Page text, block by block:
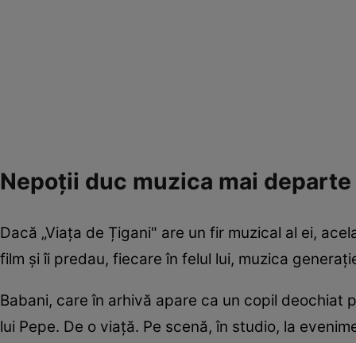
Nepoții duc muzica mai departe
Dacă „Viața de Țigani" are un fir muzical al ei,
film și îi predau, fiecare în felul lui, muzica
Babani, care în arhivă apare ca un copil
lui Pepe. De o viață. Pe scenă, în studio, la